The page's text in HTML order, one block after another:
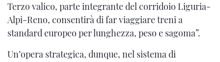
Terzo valico, parte integrante del corridoio Liguria-
Alpi-Reno, consentirà di far viaggiare treni a
standard europeo per lunghezza, peso e sagoma”.
Un’opera strategica, dunque, nel sistema di